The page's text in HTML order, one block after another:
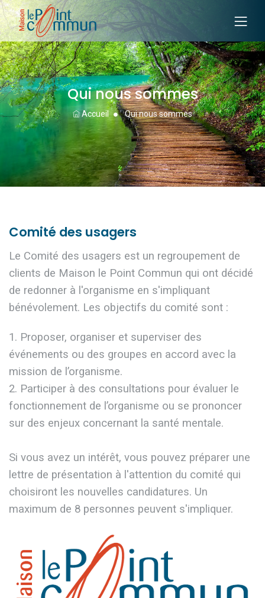
Qui nous sommes
Accueil Qui nous sommes
Comité des usagers
Le Comité des usagers est un regroupement de
clients de Maison le Point Commun qui ont décidé
de redonner à l'organisme en s'impliquant
bénévolement. Les objectifs du comité sont :
Proposer, organiser et superviser des
événements ou des groupes en accord avec la
mission de l’organisme.
Participer à des consultations pour évaluer le
fonctionnement de l’organisme ou se prononcer
sur des enjeux concernant la santé mentale.
Si vous avez un intérêt, vous pouvez préparer une
lettre de présentation à l'attention du comité qui
choisiront les nouvelles candidatures. Un
maximum de 8 personnes peuvent s'impliquer.